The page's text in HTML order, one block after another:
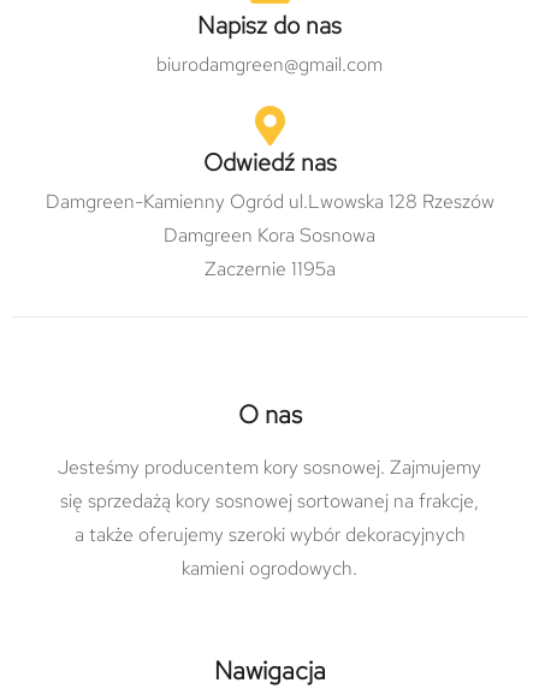
Napisz do nas
biurodamgreen@gmail.com
Odwiedź nas
Damgreen-Kamienny Ogród ul.Lwowska 128 Rzeszów
Damgreen Kora Sosnowa
Zaczernie 1195a
O nas
Jesteśmy producentem kory sosnowej. Zajmujemy
się sprzedażą kory sosnowej sortowanej na frakcje,
a także oferujemy szeroki wybór dekoracyjnych
kamieni ogrodowych.
Nawigacja